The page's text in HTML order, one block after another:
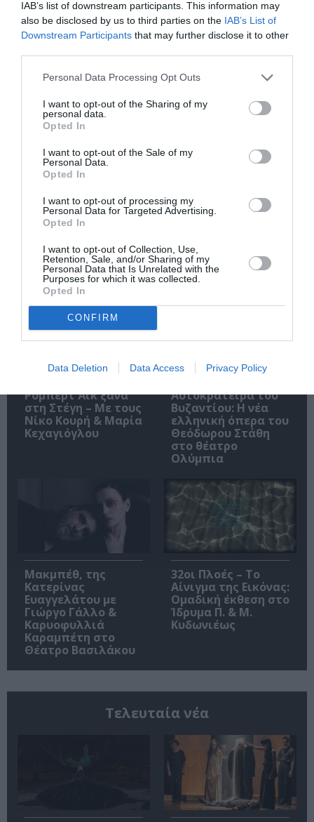
IAB’s list of downstream participants. This information may
also be disclosed by us to third parties on the IAB’s List of
Downstream Participants that may further disclose it to other
Personal Data Processing Opt Outs
I want to opt-out of the Sharing of my
personal data.
Opted In
I want to opt-out of the Sale of my
Personal Data.
Opted In
I want to opt-out of processing my
Personal Data for Targeted Advertising.
Opted In
I want to opt-out of Collection, Use,
Retention, Sale, and/or Sharing of my
Personal Data that Is Unrelated with the
Purposes for which it was collected.
Opted In
CONFIRM
Data Deletion Data Access Privacy Policy
Newsletter
την Τέχνη και τον Πολιτισμό!
Ακολουθήστε το Culturenow.gr
Δημοφιλή Άρθρα
Ρόμπερτ Άικ ξανά
στη Στέγη – Με τους
Νίκο Κουρή & Μαρία
Κεχαγιόγλου
Αυτοκράτειρα του
Βυζαντίου: Η νέα
ελληνική όπερα του
Θεόδωρου Στάθη
στο θέατρο
Ολύμπια
Μακμπέθ, της
Κατερίνας
Ευαγγελάτου με
Γιώργο Γάλλο &
Καρυοφυλλιά
Καραμπέτη στο
Θέατρο Βασιλάκου
32οι Πλοές – Το
Αίνιγμα της Εικόνας:
Ομαδική έκθεση στο
Ίδρυμα Π. & Μ.
Κυδωνιέως
Τελευταία νέα